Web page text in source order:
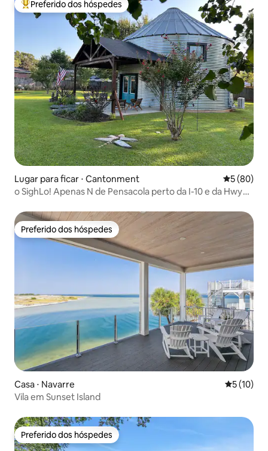
Entre os melhores preferidos dos hóspedes
Preferido dos hóspedes
Lugar para ficar ⋅ Cantonment 5 de uma
5 (80)
o SighLo! Apenas N de Pensacola perto da I-10 e da Hwy
Preferido dos hóspedes
Preferido dos hóspedes
Casa ⋅ Navarre 5 de uma
5 (10)
Vila em Sunset Island
Preferido dos hóspedes
Preferido dos hóspedes